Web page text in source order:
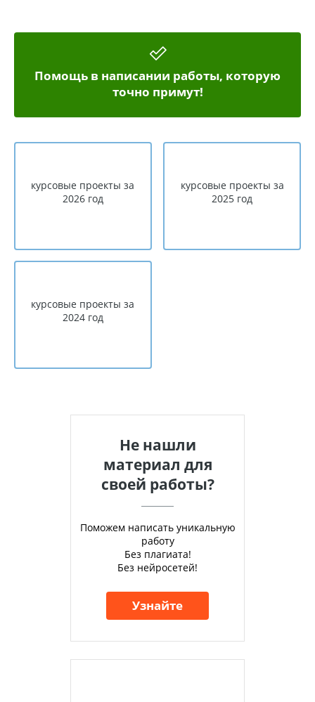
Помощь в написании работы, которую
точно примут!
курсовые проекты за
2026 год
курсовые проекты за
2025 год
курсовые проекты за
2024 год
Не нашли
материал для
своей работы?
Поможем написать уникальную
работу
Без плагиата!
Без нейросетей!
Узнайте